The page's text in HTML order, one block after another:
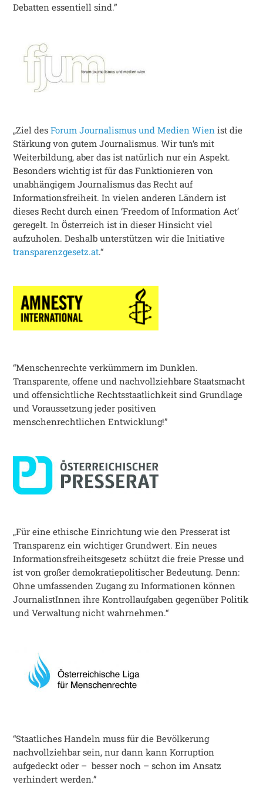
Debatten essentiell sind.”
„Ziel desForum Journalismus und Medien Wien ist die
Stärkung von gutem Journalismus. Wir tun‘s mit
Weiterbildung, aber das ist natürlich nur ein Aspekt.
Besonders wichtig ist für das Funktionieren von
unabhängigem Journalismus das Recht auf
Informationsfreiheit. In vielen anderen Ländern ist
dieses Recht durch einen ‘Freedom of Information Act’
geregelt. In Österreich ist in dieser Hinsicht viel
aufzuholen. Deshalb unterstützen wir die Initiative
transparenzgesetz.at.“
“Menschenrechte verkümmern im Dunklen.
Transparente, offene und nachvollziehbare Staatsmacht
und offensichtliche Rechtsstaatlichkeit sind Grundlage
und Voraussetzung jeder positiven
menschenrechtlichen Entwicklung!”
„Für eine ethische Einrichtung wie den Presserat ist
Transparenz ein wichtiger Grundwert. Ein neues
Informationsfreiheitsgesetz schützt die freie Presse und
ist von großer demokratiepolitischer Bedeutung. Denn:
Ohne umfassenden Zugang zu Informationen können
JournalistInnen ihre Kontrollaufgaben gegenüber Politik
und Verwaltung nicht wahrnehmen.“
“Staatliches Handeln muss für die Bevölkerung
nachvollziehbar sein, nur dann kann Korruption
aufgedeckt oder – besser noch – schon im Ansatz
verhindert werden.”